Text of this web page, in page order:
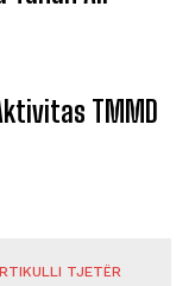
TMMD
TJETËR